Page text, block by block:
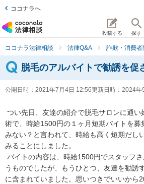
ココナラへ
投稿する 探す
ココナラ法律相談 法律Q&A 詐欺・消費
脱毛のアルバイトで勧誘を促
公開日時： 2021年7月4日 12:56更新日時： 2024年
術で、時給1500円の１ヶ月短期バイトを募
みない？と言われて、時給も高く短期だし
みることにしました。
うものでしたが、もうひとつ、友達を勧誘
に含まれていました。思いつきでいいから